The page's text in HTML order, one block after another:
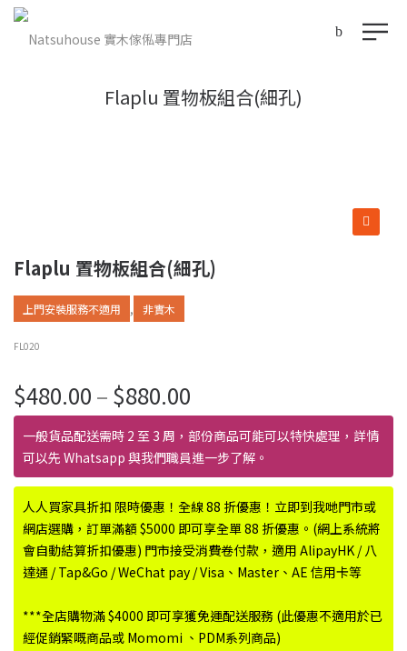
Flaplu 置物板組合(細孔)
Flaplu 置物板組合(細孔)
上門安裝服務不適用 , 非實木
FL020
$480.00 – $880.00
格
範
圍：
$480.00
到
$880.00
一般貨品配送需時 2 至 3 周，部份商品可能可以特快處理，詳情
可以先 Whatsapp 與我們職員進一步了解。
人人買家具折扣 限時優惠！全線 88 折優惠！立即到我哋門市或
網店選購，訂單滿額 $5000 即可享全單 88 折優惠。(網上系統將
會自動結算折扣優惠) 門市接受消費卷付款，適用 AlipayHK / 八
達通 / Tap&Go / WeChat pay / Visa、Master、AE 信用卡等
***全店購物滿 $4000 即可享獲免運配送服務 (此優惠不適用於已
經促銷緊嘅商品或 Momomi 、PDM系列商品)